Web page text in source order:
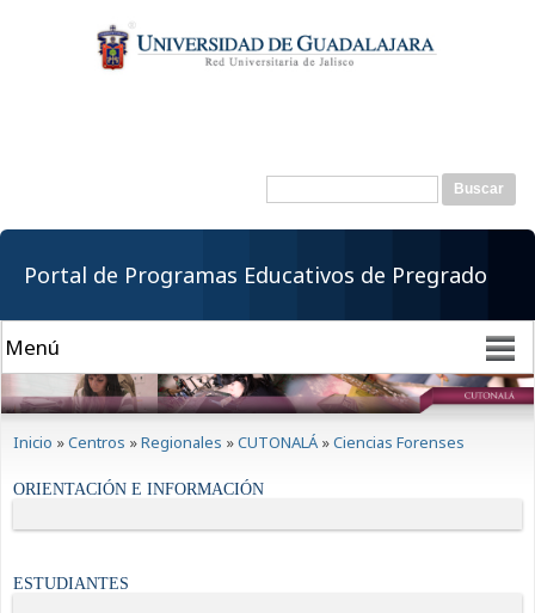
contenido
principal
Formulario de
Buscar
Portal de Programas Educativos de Pregrado
Inicio »Centros »Regionales »CUTONALÁ »Ciencias Forenses
ORIENTACIÓN E INFORMACIÓN
ESTUDIANTES